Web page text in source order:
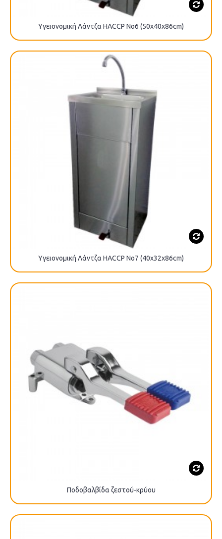
Υγειονομική Λάντζα HACCP No6 (50x40x86cm)
Υγειονομική Λάντζα HACCP No7 (40x32x86cm)
Ποδοβαλβίδα ζεστού-κρύου